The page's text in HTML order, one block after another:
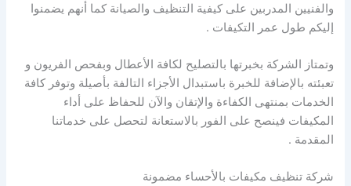
والفنيين المدربين على كيفية التنظيف والصيانة كما أنهم يضمنوا
إليكم طول عمر التكيفات .
وتمتاز الشركة بخبرتها بالتصليح لكافة الأعطال وبفحص الفريون و
تعبئته بالإضافة للخبرة باستبدال الأجزاء التالفة بأصيلة وتوفر كافة
الخدمات بمنتهى الكفاءة والإتقان والآن للحفاظ على أداء
المكيفات فينصح على الفور بالاستعانة لتحصل على خدماتنا
المقدمة .
شركة تنظيف مكيفات بالأحساء مضمونة